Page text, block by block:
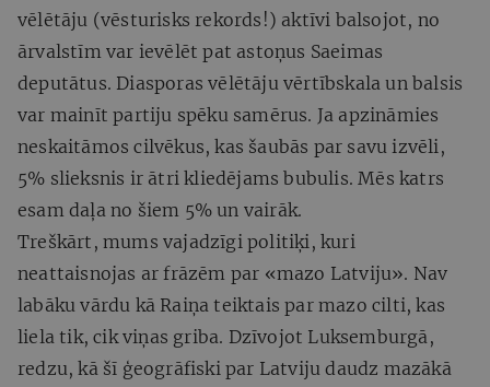
vēlētāju (vēsturisks rekords!) aktīvi balsojot, no
ārvalstīm var ievēlēt pat astoņus Saeimas
deputātus. Diasporas vēlētāju vērtībskala un balsis
var mainīt partiju spēku samērus. Ja apzināmies
neskaitāmos cilvēkus, kas šaubās par savu izvēli,
5% slieksnis ir ātri kliedējams bubulis. Mēs katrs
esam daļa no šiem 5% un vairāk.
Treškārt, mums vajadzīgi politiķi, kuri
neattaisnojas ar frāzēm par «mazo Latviju». Nav
labāku vārdu kā Raiņa teiktais par mazo cilti, kas
liela tik, cik viņas griba. Dzīvojot Luksemburgā,
redzu, kā šī ģeogrāfiski par Latviju daudz mazākā